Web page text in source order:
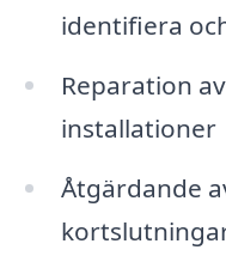
identifiera
Reparation
installationer
Åtgärdande